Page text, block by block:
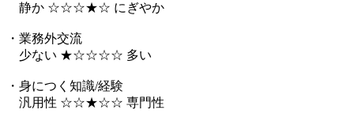
静か ☆☆☆★☆ にぎやか
・業務外交流
少ない ★☆☆☆☆ 多い
・身につく知識/経験
汎用性 ☆☆★☆☆ 専門性